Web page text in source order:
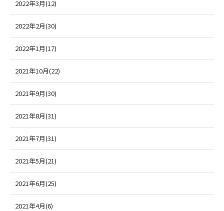
2022年3月(12)
2022年2月(30)
2022年1月(17)
2021年10月(22)
2021年9月(30)
2021年8月(31)
2021年7月(31)
2021年5月(21)
2021年6月(25)
2021年4月(6)